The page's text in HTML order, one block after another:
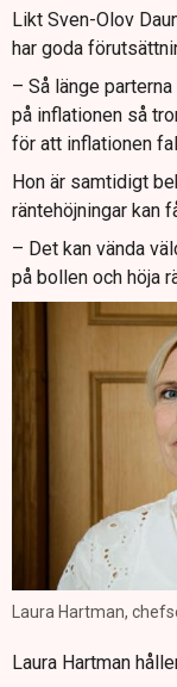
Likt Sven-Olov
har goda
– Så länge
på inflationen så
för att inflationen
Hon är samtidigt
räntehöjningar kan
– Det kan vända
på bollen och höja
Laura Hartman,
Laura Hartman